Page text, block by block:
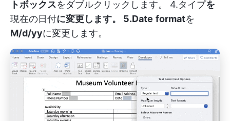
トボックスをダブルクリックします。 4.タイプを
現在の日付に変更します。 5.Date formatを
M/d/yyに変更します。